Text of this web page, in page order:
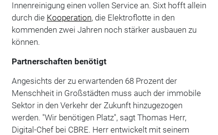
Innenreinigung einen vollen Service an. Sixt hofft allein
durch die Kooperation, die Elektroflotte in den
kommenden zwei Jahren noch stärker ausbauen zu
können.
Partnerschaften benötigt
Angesichts der zu erwartenden 68 Prozent der
Menschheit in Großstädten muss auch der immobile
Sektor in den Verkehr der Zukunft hinzugezogen
werden. "Wir benötigen Platz", sagt Thomas Herr,
Digital-Chef bei CBRE. Herr entwickelt mit seinem